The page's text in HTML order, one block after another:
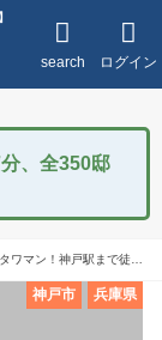
ログイン
search
、全350邸
兵庫県
神戸市